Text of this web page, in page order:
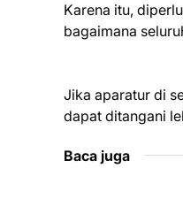
Karena itu,
bagaimana
Jika aparatur di
dapat ditangani
Baca juga